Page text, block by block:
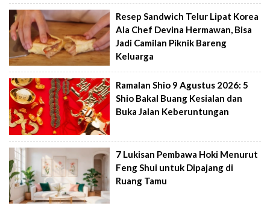
Resep Sandwich Telur Lipat Korea
Ala Chef Devina Hermawan, Bisa
Jadi Camilan Piknik Bareng
Keluarga
Ramalan Shio 9 Agustus 2026: 5
Shio Bakal Buang Kesialan dan
Buka Jalan Keberuntungan
7 Lukisan Pembawa Hoki Menurut
Feng Shui untuk Dipajang di
Ruang Tamu